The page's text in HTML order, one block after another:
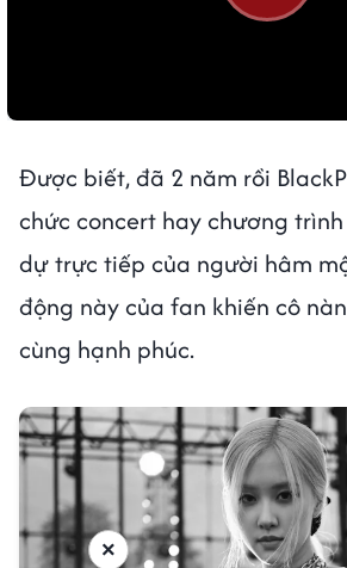
Được biết, đã 2 năm rồi
chức concert hay chương
dự trực tiếp của người hâm
động này của fan khiến cô
cùng hạnh phúc.
×